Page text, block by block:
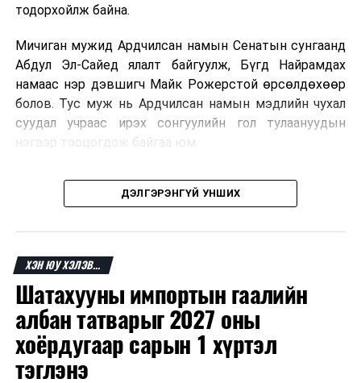
тодорхойлж байна.
Мичиган мужид Ардчилсан намын Сенатын сунгаанд
Абдул Эл-Сайед ялалт байгуулж, Бүгд Найрамдах
намаас нэр дэвшигч Майк Рожерстой өрсөлдөхөөр
болов. Тус муж нь Ардчилсан намын мэдлийн чухал
суудал учраас ирэх сонгуулийн гол тулаануудын
нэгээр тооцогдож байгаа юм.
Миссури мужид мөн Конгрессын суудлуудын төлөөх
өрсөлдөөнд нэр дэвшигчид тодорсон бөгөөд зарим
дараа Ардчилсан намын зарим нэр дэвшигчийг
шүүмжилж, өөрийн эдийн засгийн бодлого болон
сонгуулийн өмнөх мөрийн хөтөлбөрөө дахин
онцоллоо.
Ажиглагчдын үзэж буйгаар Мичиган дахь Сенатын
ДЭЛГЭРЭНГҮЙ УНШИХ
ХЭН ЮУ ХЭЛЭВ...
Шатахууны импортын гаалийн
албан татварыг 2027 оны
хоёрдугаар сарын 1 хүртэл
тэглэнэ